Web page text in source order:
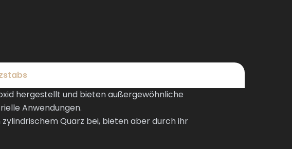
hergestellt und bieten außergewöhnliche
Anwendungen.
Quarz bei, bieten aber durch ihr